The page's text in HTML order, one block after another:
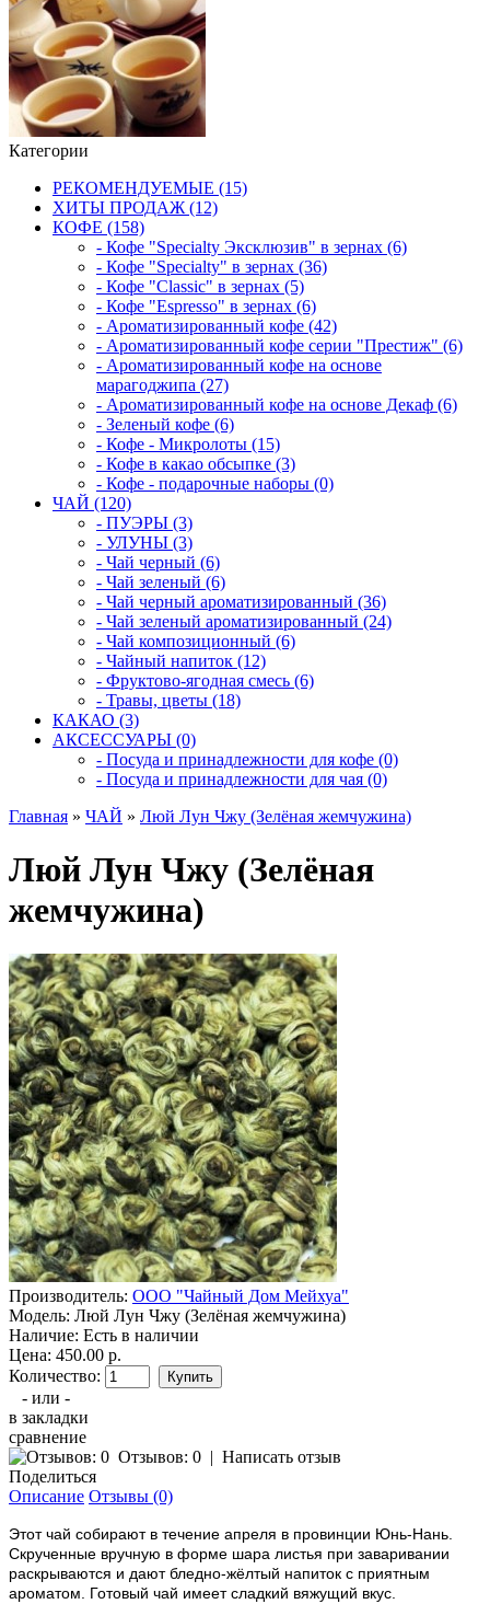
Категории
РЕКОМЕНДУЕМЫЕ (15)
ХИТЫ ПРОДАЖ (12)
КОФЕ (158)
- Кофе "Specialty Эксклюзив" в зернах (6)
- Кофе "Specialty" в зернах (36)
- Кофе "Classic" в зернах (5)
- Кофе "Espresso" в зернах (6)
- Ароматизированный кофе (42)
- Ароматизированный кофе серии "Престиж" (6)
- Ароматизированный кофе на основе
марагоджипа (27)
- Ароматизированный кофе на основе Декаф (6)
- Зеленый кофе (6)
- Кофе - Микролоты (15)
- Кофе в какао обсыпке (3)
- Кофе - подарочные наборы (0)
ЧАЙ (120)
- ПУЭРЫ (3)
- УЛУНЫ (3)
- Чай черный (6)
- Чай зеленый (6)
- Чай черный ароматизированный (36)
- Чай зеленый ароматизированный (24)
- Чай композиционный (6)
- Чайный напиток (12)
- Фруктово-ягодная смесь (6)
- Травы, цветы (18)
КАКАО (3)
АКСЕССУАРЫ (0)
- Посуда и принадлежности для кофе (0)
- Посуда и принадлежности для чая (0)
Главная » ЧАЙ » Люй Лун Чжу (Зелёная жемчужина)
Люй Лун Чжу (Зелёная
жемчужина)
Производитель: ООО "Чайный Дом Мейхуа"
Модель: Люй Лун Чжу (Зелёная жемчужина)
Наличие: Есть в наличии
Цена: 450.00 р.
Количество:
- или -
в закладки
сравнение
Отзывов: 0 | Написать отзыв
Поделиться
Описание Отзывы (0)
Этот чай собирают в течение апреля в провинции Юнь-Нань.
Скрученные вручную в форме шара листья при заваривании
раскрываются и дают бледно-жёлтый напиток с приятным
ароматом. Готовый чай имеет сладкий вяжущий вкус.